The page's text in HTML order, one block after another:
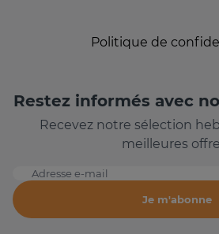
Politique de
Restez informés avec
Recevez notre sélection
meilleures
Adresse e-mail
Je m'abonne